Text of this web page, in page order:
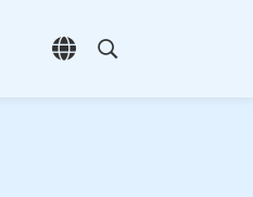
언어 선택 열기
검색 열기